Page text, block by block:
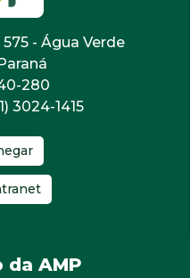
- Água Verde
280
3024-1415
AMP